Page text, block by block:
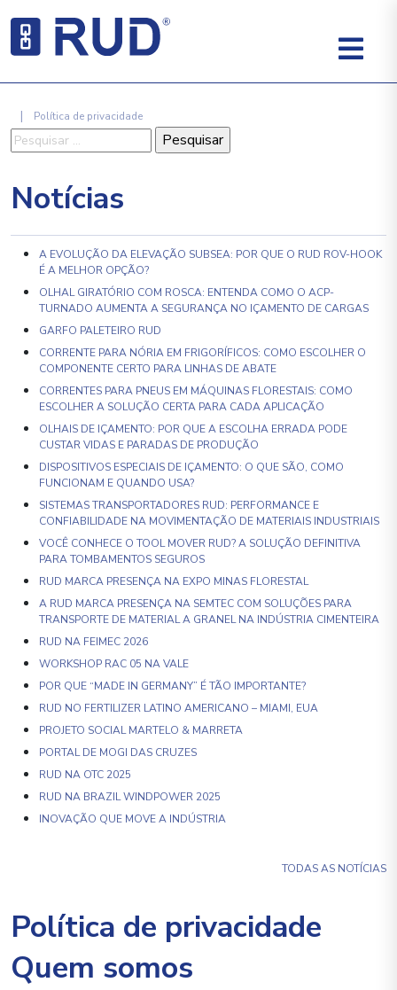
| Política de privacidade
Pesquisar
por:
Notícias
A EVOLUÇÃO DA ELEVAÇÃO SUBSEA: POR QUE O RUD ROV-HOOK
É A MELHOR OPÇÃO?
OLHAL GIRATÓRIO COM ROSCA: ENTENDA COMO O ACP-
TURNADO AUMENTA A SEGURANÇA NO IÇAMENTO DE CARGAS
GARFO PALETEIRO RUD
CORRENTE PARA NÓRIA EM FRIGORÍFICOS: COMO ESCOLHER O
COMPONENTE CERTO PARA LINHAS DE ABATE
CORRENTES PARA PNEUS EM MÁQUINAS FLORESTAIS: COMO
ESCOLHER A SOLUÇÃO CERTA PARA CADA APLICAÇÃO
OLHAIS DE IÇAMENTO: POR QUE A ESCOLHA ERRADA PODE
CUSTAR VIDAS E PARADAS DE PRODUÇÃO
DISPOSITIVOS ESPECIAIS DE IÇAMENTO: O QUE SÃO, COMO
FUNCIONAM E QUANDO USA?
SISTEMAS TRANSPORTADORES RUD: PERFORMANCE E
CONFIABILIDADE NA MOVIMENTAÇÃO DE MATERIAIS INDUSTRIAIS
VOCÊ CONHECE O TOOL MOVER RUD? A SOLUÇÃO DEFINITIVA
PARA TOMBAMENTOS SEGUROS
RUD MARCA PRESENÇA NA EXPO MINAS FLORESTAL
A RUD MARCA PRESENÇA NA SEMTEC COM SOLUÇÕES PARA
TRANSPORTE DE MATERIAL A GRANEL NA INDÚSTRIA CIMENTEIRA
RUD NA FEIMEC 2026
WORKSHOP RAC 05 NA VALE
POR QUE “MADE IN GERMANY” É TÃO IMPORTANTE?
RUD NO FERTILIZER LATINO AMERICANO – MIAMI, EUA
PROJETO SOCIAL MARTELO & MARRETA
PORTAL DE MOGI DAS CRUZES
RUD NA OTC 2025
RUD NA BRAZIL WINDPOWER 2025
INOVAÇÃO QUE MOVE A INDÚSTRIA
TODAS AS NOTÍCIAS
Política de privacidade
Quem somos